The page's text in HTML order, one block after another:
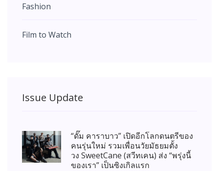
Fashion
Film to Watch
Issue Update
“ดั๊ม คาราบาว” เปิดอีกโลกดนตรีของ
คนรุ่นใหม่ รวมเพื่อนวัยมัธยมตั้ง
วง SweetCane (สวีทเคน) ส่ง “พรุ่งนี้
ของเรา” เป็นซิงเกิลแรก